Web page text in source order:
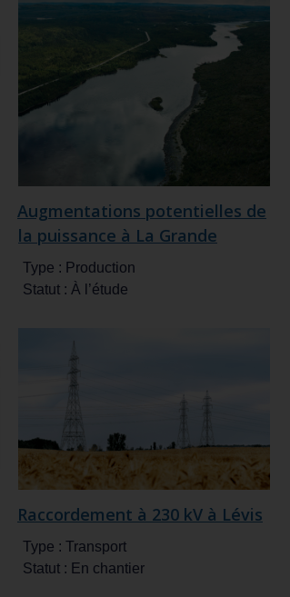
Augmentations potentielles de
la puissance à La Grande
Type : Production
Statut : À l’étude
Raccordement à 230 kV à Lévis
Type : Transport
Statut : En chantier